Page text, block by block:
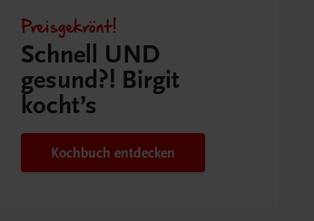
Preisgekrönt!
Schnell UND
gesund?! Birgit
kocht’s
Kochbuch entdecken